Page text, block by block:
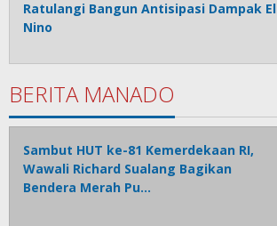
Ratulangi Bangun Antisipasi Dampak El
Nino
BERITA MANADO
Sambut HUT ke-81 Kemerdekaan RI,
Wawali Richard Sualang Bagikan
Bendera Merah Pu…